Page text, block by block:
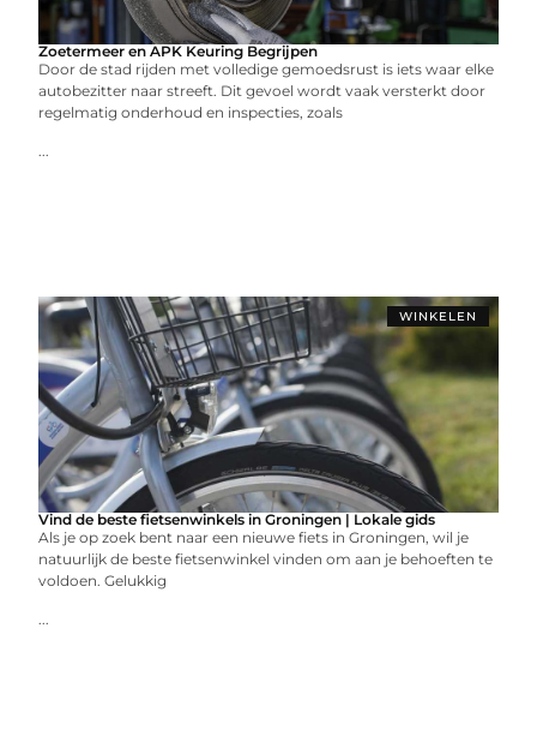
Zoetermeer en APK Keuring Begrijpen
Door de stad rijden met volledige gemoedsrust is iets waar elke
autobezitter naar streeft. Dit gevoel wordt vaak versterkt door
regelmatig onderhoud en inspecties, zoals
...
WINKELEN
Vind de beste fietsenwinkels in Groningen | Lokale gids
Als je op zoek bent naar een nieuwe fiets in Groningen, wil je
natuurlijk de beste fietsenwinkel vinden om aan je behoeften te
voldoen. Gelukkig
...